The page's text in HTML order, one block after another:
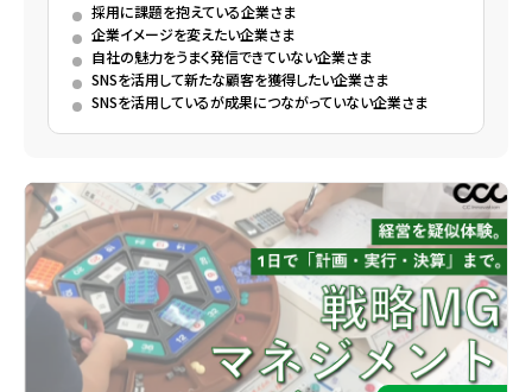
採用に課題を抱えている企業さま
企業イメージを変えたい企業さま
自社の魅力をうまく発信できていない企業さま
SNSを活用して新たな顧客を獲得したい企業さま
SNSを活用しているが成果につながっていない企業さま